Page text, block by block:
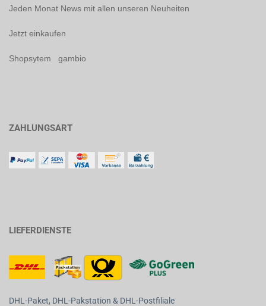
Jeden Monat News mit allen unseren Neuheiten
Jetzt einkaufen
Shopsytem gambio
ZAHLUNGSART
LIEFERDIENSTE
DHL-Paket, DHL-Pakstation & DHL-Postfiliale